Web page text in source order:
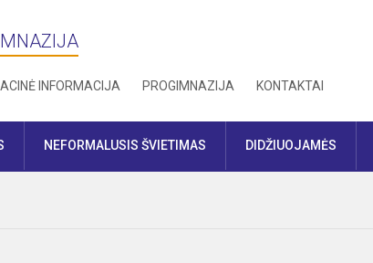
INFORMACIJA PROGIMNAZIJA KONTAKTAI
NEFORMALUSIS ŠVIETIMAS DIDŽIUOJAMĖS